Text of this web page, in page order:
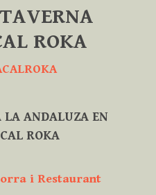
ROKA
LA ANDALUZA EN
ROKA
i Restaurant